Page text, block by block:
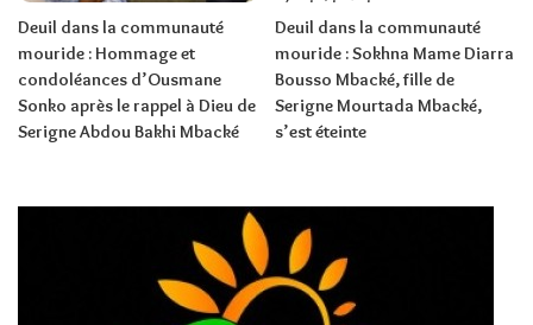
Deuil dans la communauté
mouride : Hommage et
condoléances d’Ousmane
Sonko après le rappel à Dieu de
Serigne Abdou Bakhi Mbacké
Deuil dans la communauté
mouride : Sokhna Mame Diarra
Bousso Mbacké, fille de
Serigne Mourtada Mbacké,
s’est éteinte